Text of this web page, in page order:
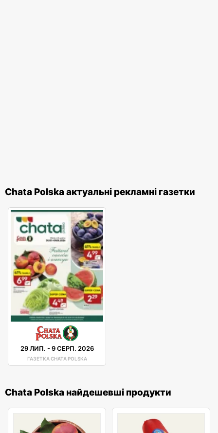
Chata Polska актуальні рекламні газетки
29 ЛИП. -9 СЕРП. 2026
ГАЗЕТКА CHATA POLSKA
Chata Polska найдешевші продукти